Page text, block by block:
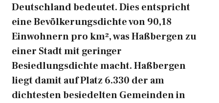
Deutschland bedeutet. Dies entspricht
eine Bevölkerungsdichte von 90,18
Einwohnern pro km², was Haßbergen zu
einer Stadt mit geringer
Besiedlungsdichte macht. Haßbergen
liegt damit auf Platz 6.330 der am
dichtesten besiedelten Gemeinden in